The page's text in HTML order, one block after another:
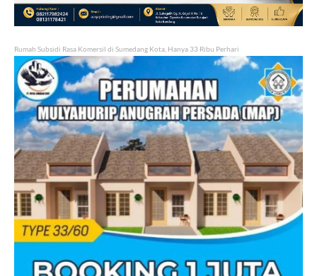
Rumah Subsidi Rasa Komersil di Sumedang Kota, Hanya 33 Ribu Perhari